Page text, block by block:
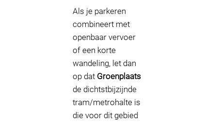
Als je parkeren
combineert met
openbaar vervoer
of een korte
wandeling, let dan
op dat Groenplaats
de dichtstbijzijnde
tram/metrohalte is
die voor dit gebied